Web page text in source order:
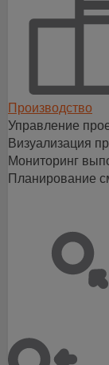
Производство
Управление
Визуализация
Мониторинг
Планирование